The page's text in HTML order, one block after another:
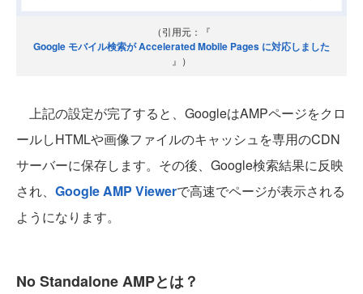
（引用元：『
Google モバイル検索が Accelerated Mobile Pages に対応しました
』）
上記の設定が完了すると、GoogleはAMPページをクロ
ールしHTMLや画像ファイルのキャッシュを専用のCDN
サーバーに保存します。その後、Google検索結果に反映
され、 Google AMP Viewerで高速でページが表示される
ようになります。
No Standalone AMPとは？